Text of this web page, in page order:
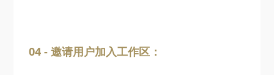
04 - 邀请用户加入工作区：